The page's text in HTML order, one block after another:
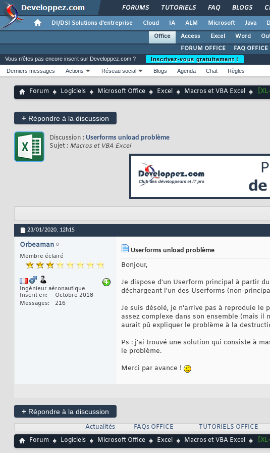
FORUMS TUTORIELS FAQ BLOGS
DI/DSI Solutions d'entreprise Cloud IA ALM Microsoft Java
Office
Access Excel Word
FORUM OFFICE
FAQ OFFICE
Vous n'êtes pas encore inscrit sur Developpez.com ?
Inscrivez-vous gratuitement !
Derniers messages
Actions Réseau social Blogs Agenda Chat Règles
Forum Logiciels Microsoft Office Excel Macros et VBA Excel
+ Répondre à la discussion
Discussion : Userforms unload problème
Sujet : Macros et VBA Excel
23/01/2020, 12h15
Orbeaman
Membre éclairé
Ingénieur aéronautique
Inscrit en
Octobre 2018
Messages
216
Userforms unload problème
Bonjour,
Je dispose d'un Userform principal à partir
déchargeant l'un des Userforms (non-
Je suis désolé, je n'arrive pas à reproduie le
assez complexe dans son ensemble (mais il
aurait pû expliquer le problème à la
Ps : j'ai trouvé une solution qui consiste à
le problème.
Merci par avance !
+ Répondre à la discussion
Actualités
FAQs OFFICE TUTORIELS OFFICE
Forum
Logiciels Microsoft Office Excel Macros et VBA Excel